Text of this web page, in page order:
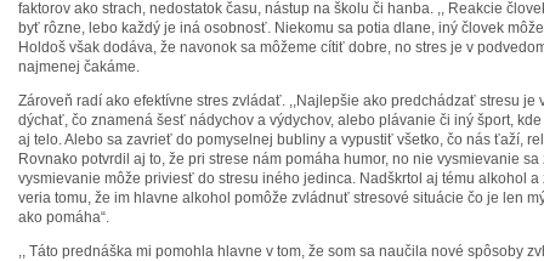
faktorov ako strach, nedostatok času, nástup na školu či hanba. ,, Reakcie
byť rôzne, lebo každý je iná osobnosť. Niekomu sa potia dlane, iný človek
Holdoš však dodáva, že navonok sa môžeme cítiť dobre, no stres je v
najmenej čakáme.
Zároveň radí ako efektívne stres zvládať. ,,Najlepšie ako predchádzať stresu
dýchať, čo znamená šesť nádychov a výdychov, alebo plávanie či iný šport,
aj telo. Alebo sa zavrieť do pomyselnej bubliny a vypustiť všetko, čo nás ťaží,
Rovnako potvrdil aj to, že pri strese nám pomáha humor, no nie vysmievanie
vysmievanie môže priviesť do stresu iného jedinca. Nadškrtol aj tému alkohol a
veria tomu, že im hlavne alkohol pomôže zvládnuť stresové situácie čo je len
ako pomáha“.
,, Táto prednáška mi pomohla hlavne v tom, že som sa naučila nové spôsoby